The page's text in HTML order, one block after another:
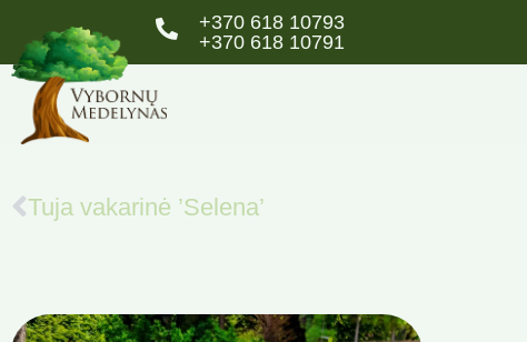
+370 618 10793
+370 618 10791
Tuja vakarinė ’Selena’